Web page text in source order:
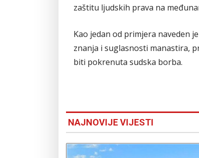
zaštitu ljudskih prava na
Kao jedan od primjera naveden
znanja i suglasnosti manastira,
biti pokrenuta sudska borba.
NAJNOVIJE VIJESTI